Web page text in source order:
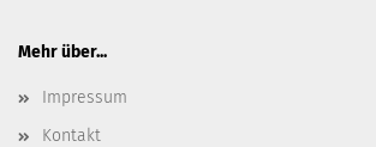
Mehr über...
Impressum
Kontakt